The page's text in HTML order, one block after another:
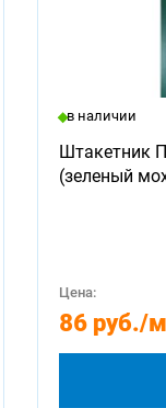
в наличии
Штакетник
(зеленый
Цена:
86 руб./м